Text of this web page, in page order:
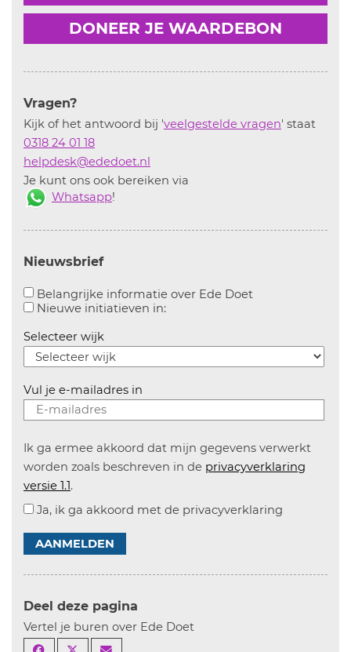
DONEER JE WAARDEBON
Vragen?
Kijk of het antwoord bij 'veelgestelde vragen' staat
0318 24 01 18
helpdesk@ededoet.nl
Je kunt ons ook bereiken via
Whatsapp!
Nieuwsbrief
Belangrijke informatie over Ede Doet
Nieuwe initiatieven in:Aanvinken om informatie over
Selecteer wijk
Vul je e-mailadres in
Ik ga ermee akkoord dat mijn gegevens verwerkt
worden zoals beschreven in de privacyverklaring
versie 1.1.
Ja, ik ga akkoord met de privacyverklaring
AANMELDEN
Deel deze pagina
Vertel je buren over Ede Doet